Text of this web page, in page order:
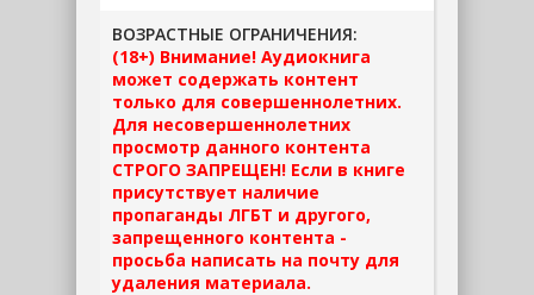
ВОЗРАСТНЫЕ ОГРАНИЧЕНИЯ:
(18+) Внимание! Аудиокнига
может содержать контент
только для совершеннолетних.
Для несовершеннолетних
просмотр данного контента
СТРОГО ЗАПРЕЩЕН! Если в книге
присутствует наличие
пропаганды ЛГБТ и другого,
запрещенного контента -
просьба написать на почту для
удаления материала.